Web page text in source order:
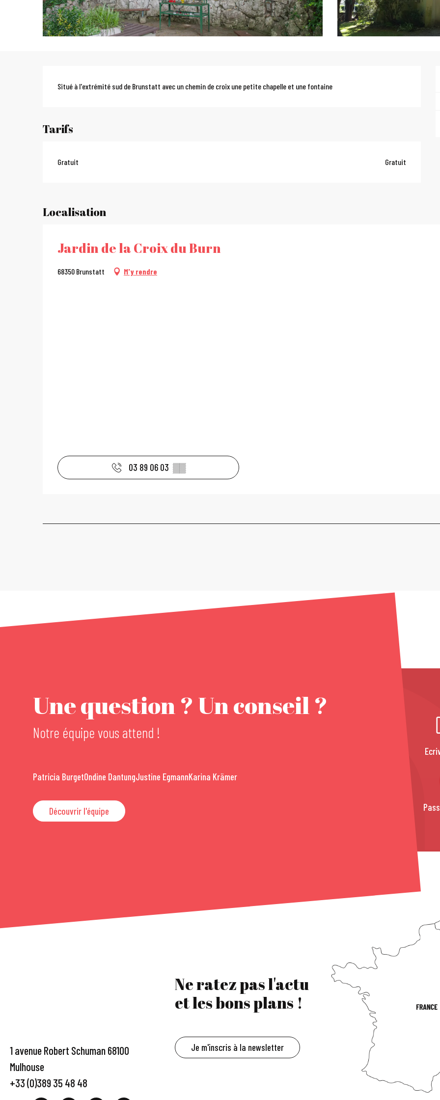
Description
Situé à l'extrémité sud de Brunstatt avec un chemin de croix une petite chapelle et une fontaine
Tarifs
Gratuit Gratuit
Localisation
Jardin de la Croix du Burn
68350 Brunstatt M'y rendre
03 89 06 03 ▒▒
Une question ? Un conseil ?
Notre équipe vous attend !
Patricia BurgetOndine DantungJustine EgmannKarina Krämer
Découvrir l'équipe
1 avenue Robert Schuman 68100
Mulhouse
+33 (0)389 35 48 48
Ne ratez pas l'actu
et les bons plans !
Je m'inscris à la newsletter